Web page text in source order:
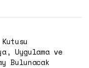
Uygulama ve
Bulunacak